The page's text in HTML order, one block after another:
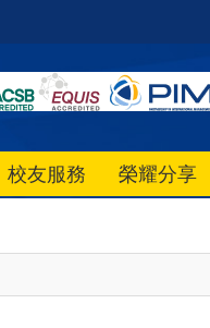
校友服務 榮耀分享